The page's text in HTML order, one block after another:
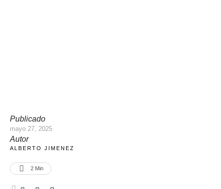
Publicado
mayo 27, 2025
Autor
ALBERTO JIMENEZ
2 Min